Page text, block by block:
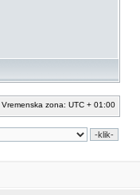
Vremenska zona: UTC + 01:00